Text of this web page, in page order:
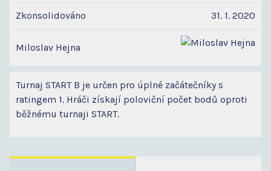
Zkonsolidováno 31. 1. 2020
Miloslav Hejna
Turnaj START B je určen pro úplné začátečníky s
ratingem 1. Hráči získají poloviční počet bodů oproti
běžnému turnaji START.